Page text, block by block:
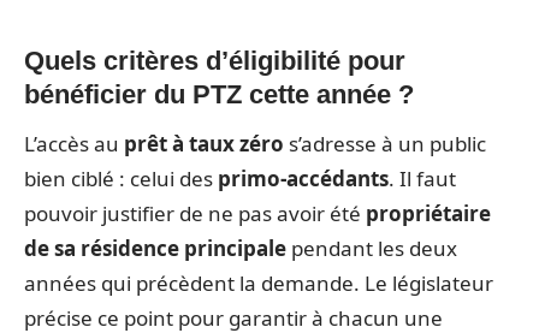
Quels critères d’éligibilité pour
bénéficier du PTZ cette année ?
L’accès au prêt à taux zéro s’adresse à un public
bien ciblé : celui des primo-accédants. Il faut
pouvoir justifier de ne pas avoir été propriétaire
de sa résidence principale pendant les deux
années qui précèdent la demande. Le législateur
précise ce point pour garantir à chacun une